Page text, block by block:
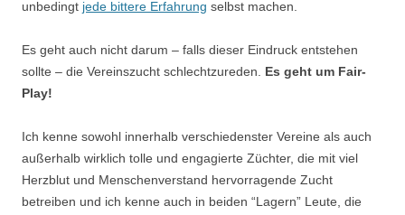
unbedingt jede bittere Erfahrung selbst machen.
Es geht auch nicht darum – falls dieser Eindruck entstehen
sollte – die Vereinszucht schlechtzureden. Es geht um Fair-
Play!
Ich kenne sowohl innerhalb verschiedenster Vereine als auch
außerhalb wirklich tolle und engagierte Züchter, die mit viel
Herzblut und Menschenverstand hervorragende Zucht
betreiben und ich kenne auch in beiden “Lagern” Leute, die